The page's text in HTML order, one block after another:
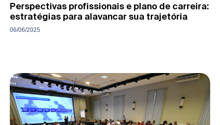
Perspectivas profissionais e plano de carreira:
estratégias para alavancar sua trajetória
06/06/2025